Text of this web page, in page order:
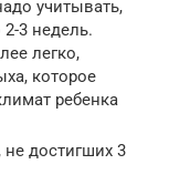
учитывать,
3 недель.
легко,
которое
ребенка
не достигших 3